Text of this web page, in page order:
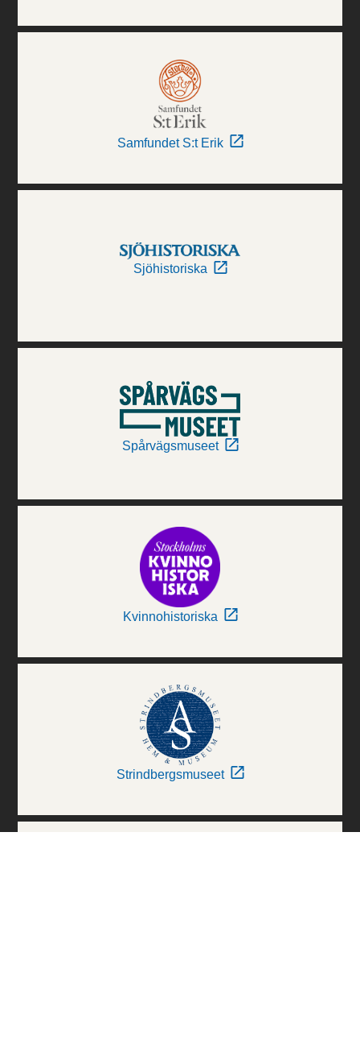
Samfundet S:t Erik
Sjöhistoriska
Spårvägsmuseet
Kvinnohistoriska
Strindbergsmuseet